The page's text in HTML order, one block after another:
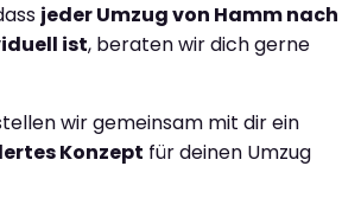
jeder Umzug von Hamm nach
ist, beraten wir dich gerne
wir gemeinsam mit dir ein
Konzept für deinen Umzug